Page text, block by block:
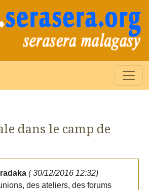
dans le camp de
( 30/12/2016 12:32)
des ateliers, des forums